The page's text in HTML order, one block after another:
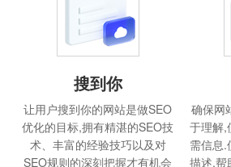
搜到你
让用户搜到你的网站是做SEO
优化的目标,拥有精湛的SEO技
术、丰富的经验技巧以及对
SEO规则的深刻把握才有机会
确保网
于理解,
需信息.
描述,帮